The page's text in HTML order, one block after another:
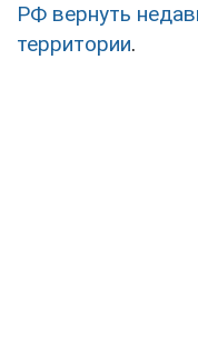
РФ вернуть
территории.